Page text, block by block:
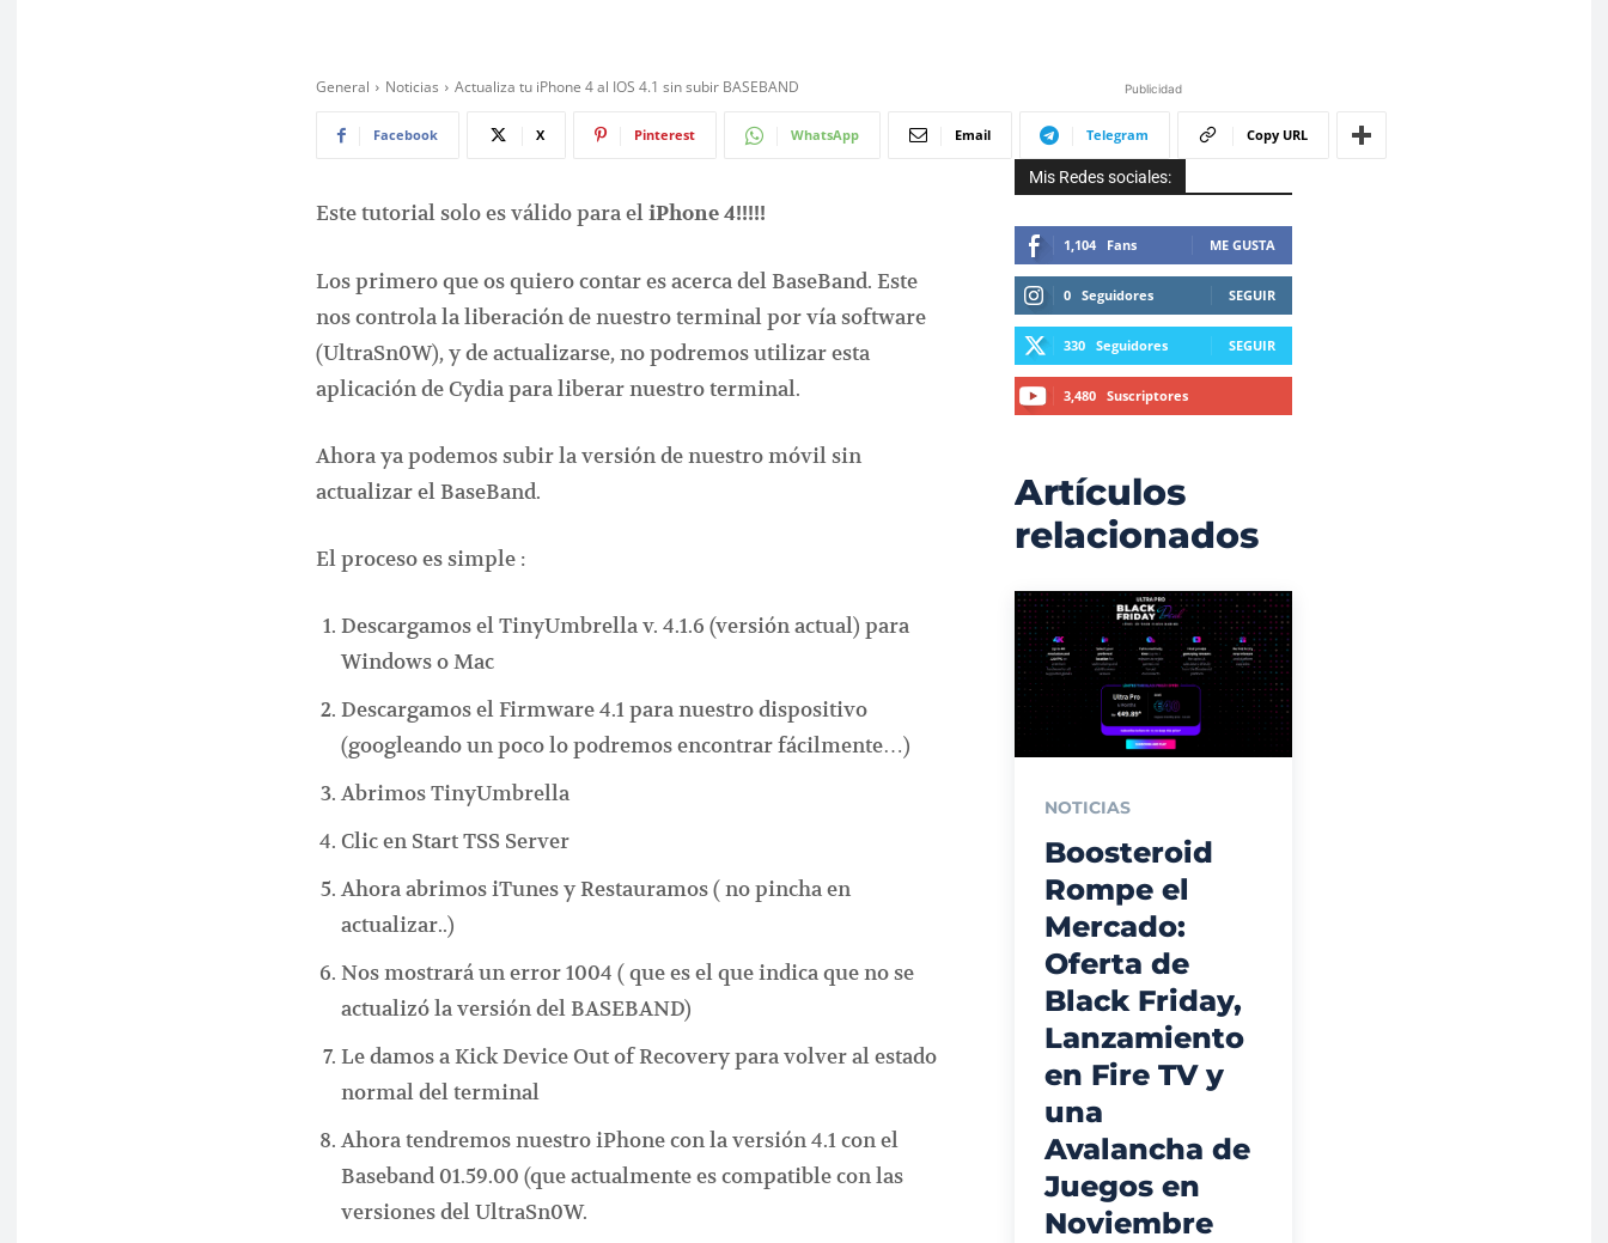
General Noticias Actualiza tu iPhone 4 al IOS 4.1 sin subir BASEBAND
Facebook X Pinterest WhatsApp Email Telegram Copy URL
Este tutorial solo es válido para eliPhone 4!!!!!
Los primero que os quiero contar es acerca del BaseBand. Este
nos controla la liberación de nuestro terminal por vía software
(UltraSn0W), y de actualizarse, no podremos utilizar esta
aplicación de Cydia para liberar nuestro terminal.
Ahora ya podemos subir la versión de nuestro móvil sin
actualizar el BaseBand.
El proceso es simple :
Descargamos el TinyUmbrella v. 4.1.6 (versión actual) para
Windows o Mac
Descargamos el Firmware 4.1 para nuestro dispositivo
(googleando un poco lo podremos encontrar fácilmente…)
Abrimos TinyUmbrella
Clic en Start TSS Server
Ahora abrimos iTunes y Restauramos ( no pincha en
actualizar..)
Nos mostrará un error 1004 ( que es el que indica que no se
actualizó la versión del BASEBAND)
Le damos a Kick Device Out of Recovery para volver al estado
normal del terminal
Ahora tendremos nuestro iPhone con la versión 4.1 con el
Baseband 01.59.00 (que actualmente es compatible con las
versiones del UltraSn0W.
Publicidad
Mis Redes sociales:
1,104 Fans ME GUSTA
0 Seguidores SEGUIR
330 Seguidores SEGUIR
3,480 Suscriptores
Artículos
relacionados
NOTICIAS
Boosteroid
Rompe el
Mercado:
Oferta de
Black Friday,
Lanzamiento
en Fire TV y
una
Avalancha de
Juegos en
Noviembre